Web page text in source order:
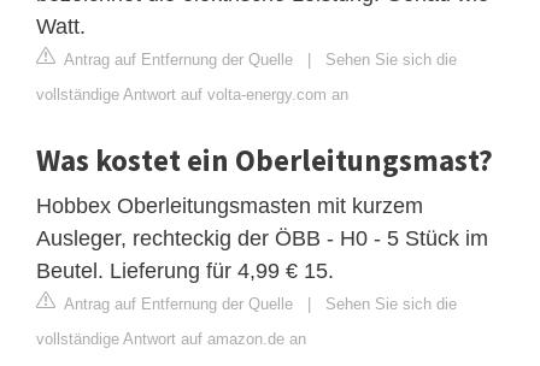
Watt.
Antrag auf Entfernung der Quelle | Sehen Sie sich die
vollständige Antwort auf volta-energy.com an
Was kostet ein Oberleitungsmast?
Hobbex Oberleitungsmasten mit kurzem
Ausleger, rechteckig der ÖBB - H0 - 5 Stück im
Beutel. Lieferung für 4,99 € 15.
Antrag auf Entfernung der Quelle | Sehen Sie sich die
vollständige Antwort auf amazon.de an